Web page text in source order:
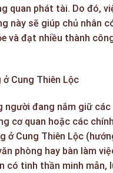
quan phát tài. Do đó,
này sẽ giúp chủ nhân
và đạt nhiều thành
Cung Thiên Lộc
người đang nắm giữ các
cơ quan hoặc các
ở Cung Thiên Lộc
phòng hay bàn làm
có tinh thần minh mẫn,